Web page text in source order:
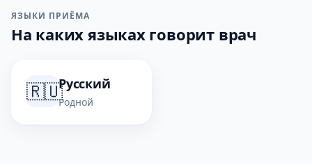
ЯЗЫКИ ПРИЁМА
На каких языках говорит врач
🇷🇺Русский
Родной